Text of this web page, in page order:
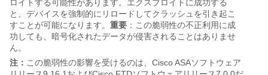
ロイトする可能性があります。エクスプロイトに成功する
と、デバイスを強制的にリロードしてクラッシュを引き起こ
すことが可能になります。 重要 ：この脆弱性の不正利用に成
功しても、暗号化されたデータが侵害されることはありませ
ん。
注： この脆弱性の影響を受けるのは、Cisco ASAソフトウェア